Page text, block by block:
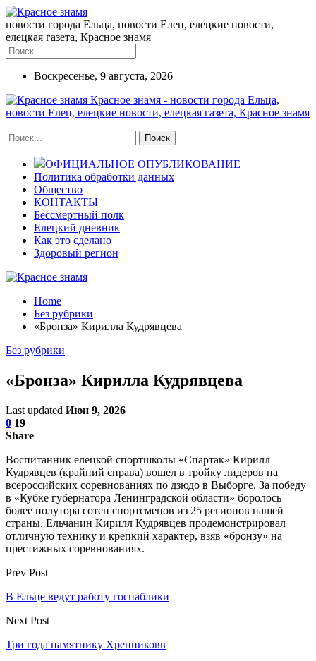
новости города Ельца, новости Елец, елецкие новости,
елецкая газета, Красное знамя
Воскресенье, 9 августа, 2026
Красное знамя - новости города Ельца,
новости Елец, елецкие новости, елецкая газета, Красное знамя
ОФИЦИАЛЬНОЕ ОПУБЛИКОВАНИЕ
Политика обработки данных
Общество
КОНТАКТЫ
Бессмертный полк
Елецкий дневник
Как это сделано
Здоровый регион
Home
Без рубрики
«Бронза» Кирилла Кудрявцева
Без рубрики
«Бронза» Кирилла Кудрявцева
Last updated Июн 9, 2026
0 19
Share
Воспитанник елецкой спортшколы «Спартак» Кирилл
Кудрявцев (крайний справа) вошел в тройку лидеров на
всероссийских соревнованиях по дзюдо в Выборге. За победу
в «Кубке губернатора Ленинградской области» боролось
более полутора сотен спортсменов из 25 регионов нашей
страны. Ельчанин Кирилл Кудрявцев продемонстрировал
отличную технику и крепкий характер, взяв «бронзу» на
престижных соревнованиях.
Prev Post
В Ельце ведут работу госпаблики
Next Post
Три года памятнику Хренниковв